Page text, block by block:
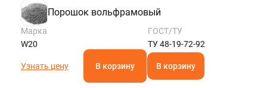
Порошок вольфрамовый
Марка
W20
ГОСТ/ТУ
ТУ 48-19-72-92
Узнать цену В корзину В корзину